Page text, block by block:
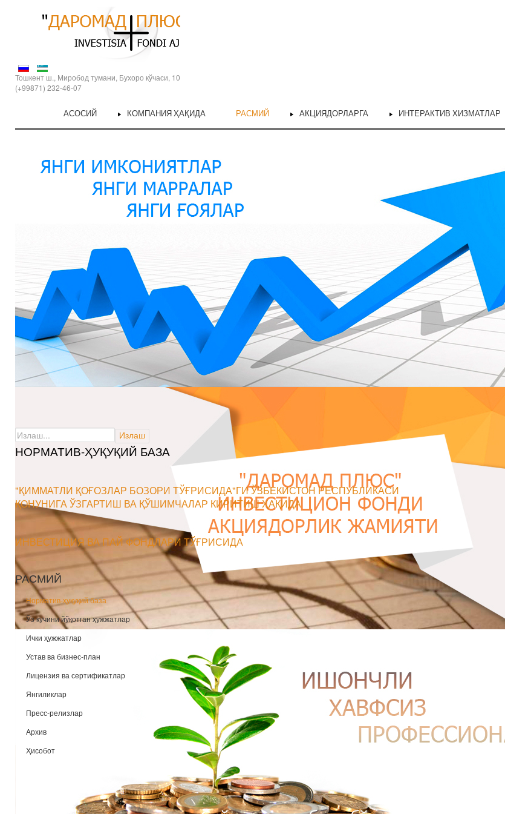
Тошкент ш., Миробод тумани, Бухоро кўчаси, 10
(+99871) 232-46-07
АСОСИЙ КОМПАНИЯ ҲАҚИДА РАСМИЙ АКЦИЯДОРЛАРГА ИНТЕРАКТИВ ХИЗМАТЛАР
НОРМАТИВ-ҲУҚУҚИЙ БАЗА
"ҚИММАТЛИ ҚОҒОЗЛАР БОЗОРИ ТЎҒРИСИДА"ГИ ЎЗБЕКИСТОН РЕСПУБЛИКАСИ
ҚОНУНИГА ЎЗГАРТИШ ВА ҚЎШИМЧАЛАР КИРИТИШ ҲАҚИДА
ИНВЕСТИЦИЯ ВА ПАЙ ФОНДЛАРИ ТЎҒРИСИДА
РАСМИЙ
Норматив-ҳуқуқий база
Ўз кучини йўқотган ҳужжатлар
Ички ҳужжатлар
Устав ва бизнес-план
Лицензия ва сертификатлар
Янгиликлар
Пресс-релизлар
Архив
Ҳисобот